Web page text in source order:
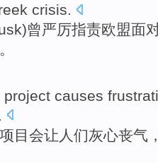
crisis.
)曾严厉指责欧盟面
project causes
项目会让人们灰心丧气